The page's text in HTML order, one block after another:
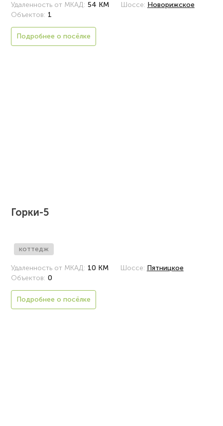
Удаленность от МКАД: 54 КМ Шоссе: Новорижское
Объектов: 1
Подробнее о посёлке
Горки-5
коттедж
Удаленность от МКАД: 10 КМ Шоссе: Пятницкое
Объектов: 0
Подробнее о посёлке